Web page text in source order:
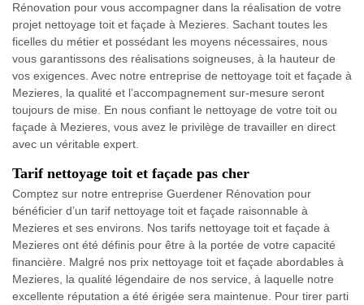
Rénovation pour vous accompagner dans la réalisation de votre
projet nettoyage toit et façade à Mezieres. Sachant toutes les
ficelles du métier et possédant les moyens nécessaires, nous
vous garantissons des réalisations soigneuses, à la hauteur de
vos exigences. Avec notre entreprise de nettoyage toit et façade à
Mezieres, la qualité et l’accompagnement sur-mesure seront
toujours de mise. En nous confiant le nettoyage de votre toit ou
façade à Mezieres, vous avez le privilège de travailler en direct
avec un véritable expert.
Tarif nettoyage toit et façade pas cher
Comptez sur notre entreprise Guerdener Rénovation pour
bénéficier d’un tarif nettoyage toit et façade raisonnable à
Mezieres et ses environs. Nos tarifs nettoyage toit et façade à
Mezieres ont été définis pour être à la portée de votre capacité
financière. Malgré nos prix nettoyage toit et façade abordables à
Mezieres, la qualité légendaire de nos service, à laquelle notre
excellente réputation a été érigée sera maintenue. Pour tirer parti